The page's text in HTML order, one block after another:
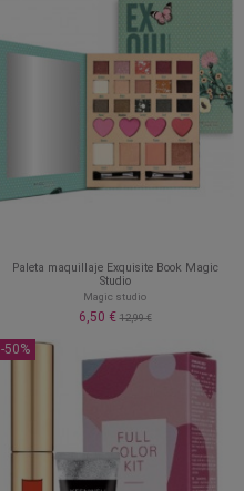
Paleta maquillaje Exquisite Book Magic
Studio
Magic studio
6,50 €12,99 €
-50%